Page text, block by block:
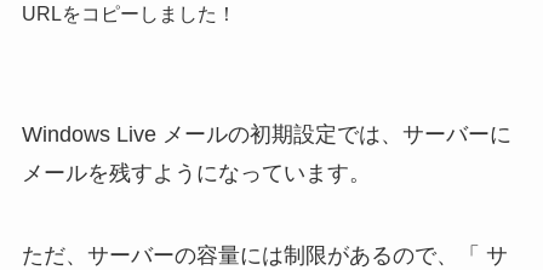
URLをコピーしました！
Windows Live メールの初期設定では、サーバーに
メールを残すようになっています。
ただ、サーバーの容量には制限があるので、「 サ